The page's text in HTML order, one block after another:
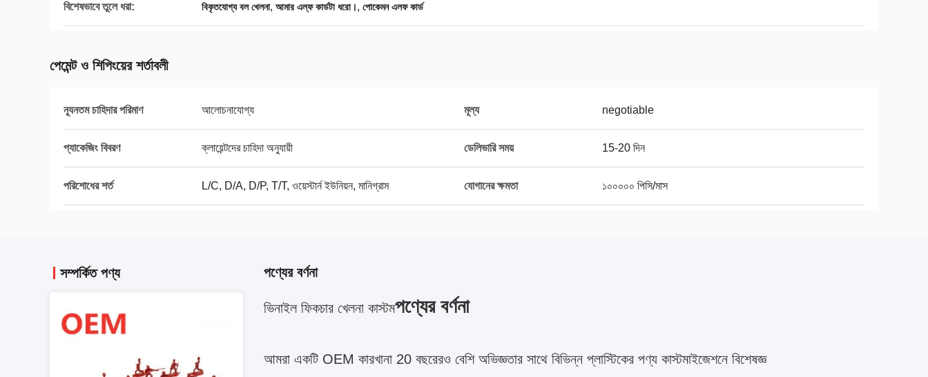
বিশেষভাবে তুলে ধরা: বিকৃতযোগ্য বল খেলনা, আমার এল্ফ কার্ডটা ধরো।, পোকেমন এলফ কার্ড
পেমেন্ট ও শিপিংয়ের শর্তাবলী
ন্যূনতম চাহিদার পরিমাণ আলোচনাযোগ্য মূল্য negotiable
প্যাকেজিং বিবরণ ক্লায়েন্টদের চাহিদা অনুযায়ী ডেলিভারি সময় 15-20 দিন
পরিশোধের শর্ত L/C, D/A, D/P, T/T, ওয়েস্টার্ন ইউনিয়ন, মানিগ্রাম যোগানের ক্ষমতা ১০০০০০ পিসি/মাস
সম্পর্কিত পণ্য পণ্যের বর্ণনা
ভিনাইল ফিকচার খেলনা কাস্টমপণ্যের বর্ণনা
আমরা একটি OEM কারখানা 20 বছরেরও বেশি অভিজ্ঞতার সাথে বিভিন্ন প্লাস্টিকের পণ্য কাস্টমাইজেশনে বিশেষজ্ঞ